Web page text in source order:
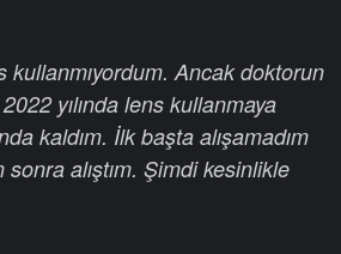
kullanmıyordum. Ancak doktorun
yılında lens kullanmaya
kaldım. İlk başta alışamadım
alıştım. Şimdi kesinlikle